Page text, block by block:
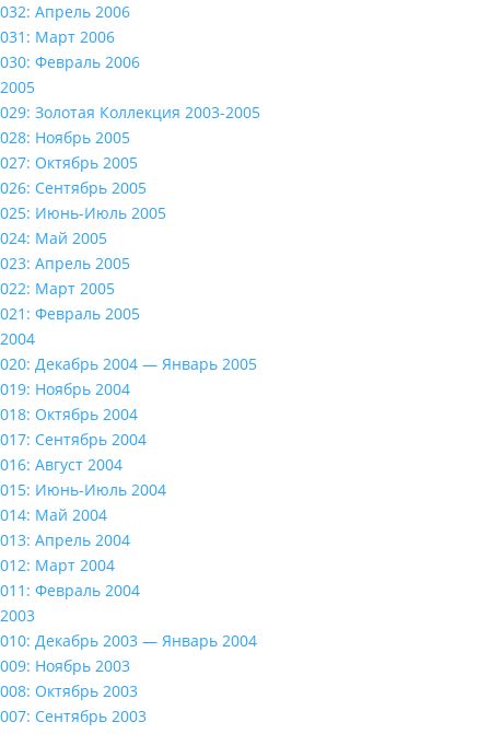
032: Апрель 2006
031: Март 2006
030: Февраль 2006
2005
029: Золотая Коллекция 2003-2005
028: Ноябрь 2005
027: Октябрь 2005
026: Сентябрь 2005
025: Июнь-Июль 2005
024: Май 2005
023: Апрель 2005
022: Март 2005
021: Февраль 2005
2004
020: Декабрь 2004 — Январь 2005
019: Ноябрь 2004
018: Октябрь 2004
017: Сентябрь 2004
016: Август 2004
015: Июнь-Июль 2004
014: Май 2004
013: Апрель 2004
012: Март 2004
011: Февраль 2004
2003
010: Декабрь 2003 — Январь 2004
009: Ноябрь 2003
008: Октябрь 2003
007: Сентябрь 2003